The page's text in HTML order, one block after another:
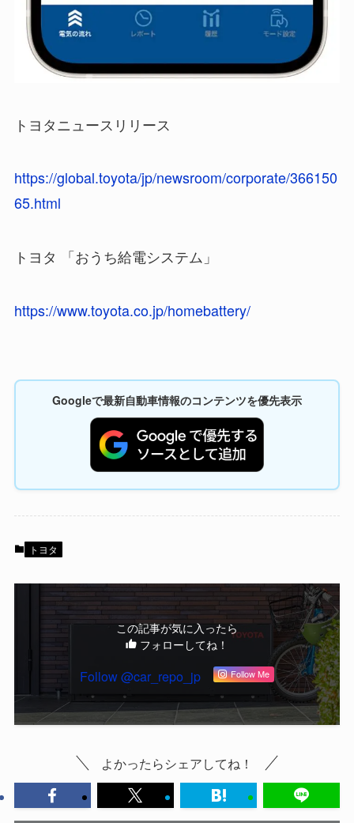
トヨタニュースリリース
https://global.toyota/jp/newsroom/corporate/366150
65.html
トヨタ 「おうち給電システム」
https://www.toyota.co.jp/homebattery/
Googleで最新自動車情報のコンテンツを優先表示
トヨタ
この記事が気に入ったら
フォローしてね！
Follow @car_repo_jp Follow Me
よかったらシェアしてね！